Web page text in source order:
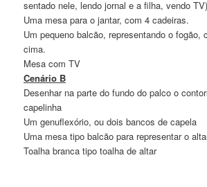
sentado nele, lendo jornal e a filha, vendo
Uma mesa para o jantar, com 4 cadeiras.
Um pequeno balcão, representando o fogão,
cima.
Mesa com TV
Cenário B
Desenhar na parte do fundo do palco o
capelinha
Um genuflexório, ou dois bancos de capela
Uma mesa tipo balcão para representar o
Toalha branca tipo toalha de altar